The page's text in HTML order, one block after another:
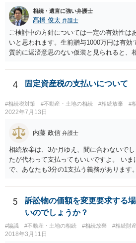
相続・遺言に強い弁護士
髙橋 俊太 弁護士
ご検討中の方針については一定の有効性は
いと思われます。生前贈与1000万円は有効
質的に返済意思のない仮装と見られると、
法として考えられるものとしては、 ①信託
産を信託口に移し、受託者（信頼できる友
体へ と使途を厳格に指定。相続ではなく信
与を大きく排除できます。 ②遺言＋生命保
相続財産とは別枠で、遺留分対策にも有効
不履行なら無効にでき、老後の安心を担保
除条件 慈善団体への寄附を予約しつつ、資
を設定。 などがあり得るかと思われます。
4 固定資産税の支払いについて
#相続税対策 #不動産・土地の相続 #相続放棄 #
2022年7月13日
内藤 政信 弁護士
相続放棄は、3か月ゆえ、間に合わないで
たが代わって支払ってもいいですよ。 い
で、あなたも3分の1支払う義務があります
払い義務があります。
5
訴訟物の価額を変更要求する
いのでしょうか？
#協議 #不動産・土地の相続 #相続放棄 #相続財
2018年3月11日